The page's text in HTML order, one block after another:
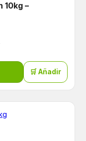
10kg –
🛒 Añadir